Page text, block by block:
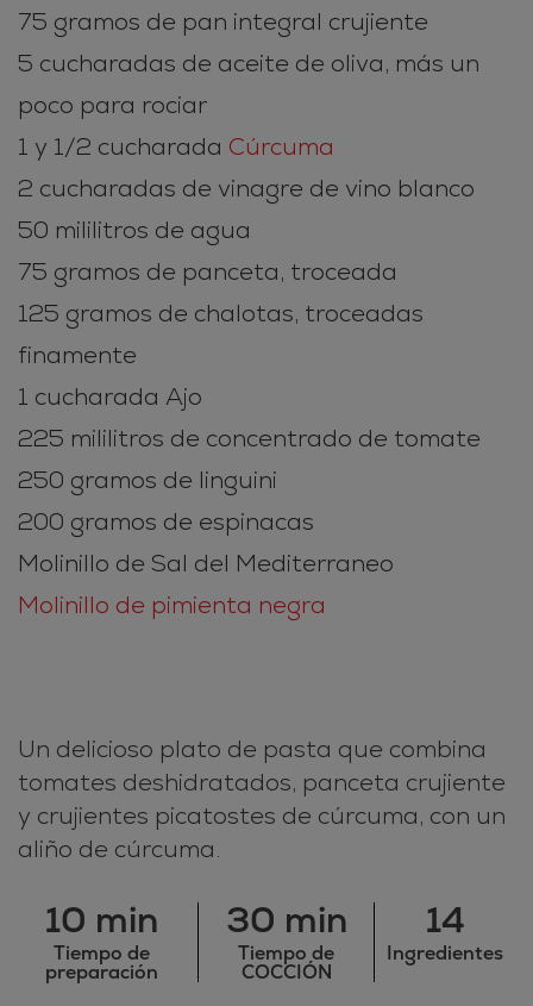
75 gramos de pan integral crujiente
5 cucharadas de aceite de oliva, más un
poco para rociar
1 y 1/2 cucharada Cúrcuma
2 cucharadas de vinagre de vino blanco
50 mililitros de agua
75 gramos de panceta, troceada
125 gramos de chalotas, troceadas
finamente
1 cucharada Ajo
225 mililitros de concentrado de tomate
250 gramos de linguini
200 gramos de espinacas
Molinillo de Sal del Mediterraneo
Molinillo de pimienta negra
Un delicioso plato de pasta que combina
tomates deshidratados, panceta crujiente
y crujientes picatostes de cúrcuma, con un
aliño de cúrcuma.
10 min
Tiempo de
preparación
30 min
Tiempo de
COCCIÓN
14
Ingredientes